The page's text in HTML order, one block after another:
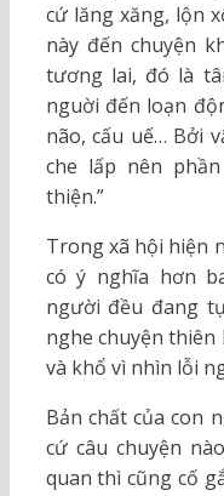
cứ lăng xăng, lộn
này đến chuyện
tương lai, đó là
nguời đến loạn
não, cấu uế… Bởi
che lấp nên
thiện.”
Trong xã hội hiện
có ý nghĩa hơn
người đều đang
nghe chuyện
và khổ vì nhìn lỗi
Bản chất của con
cứ câu chuyện
quan thì cũng cố